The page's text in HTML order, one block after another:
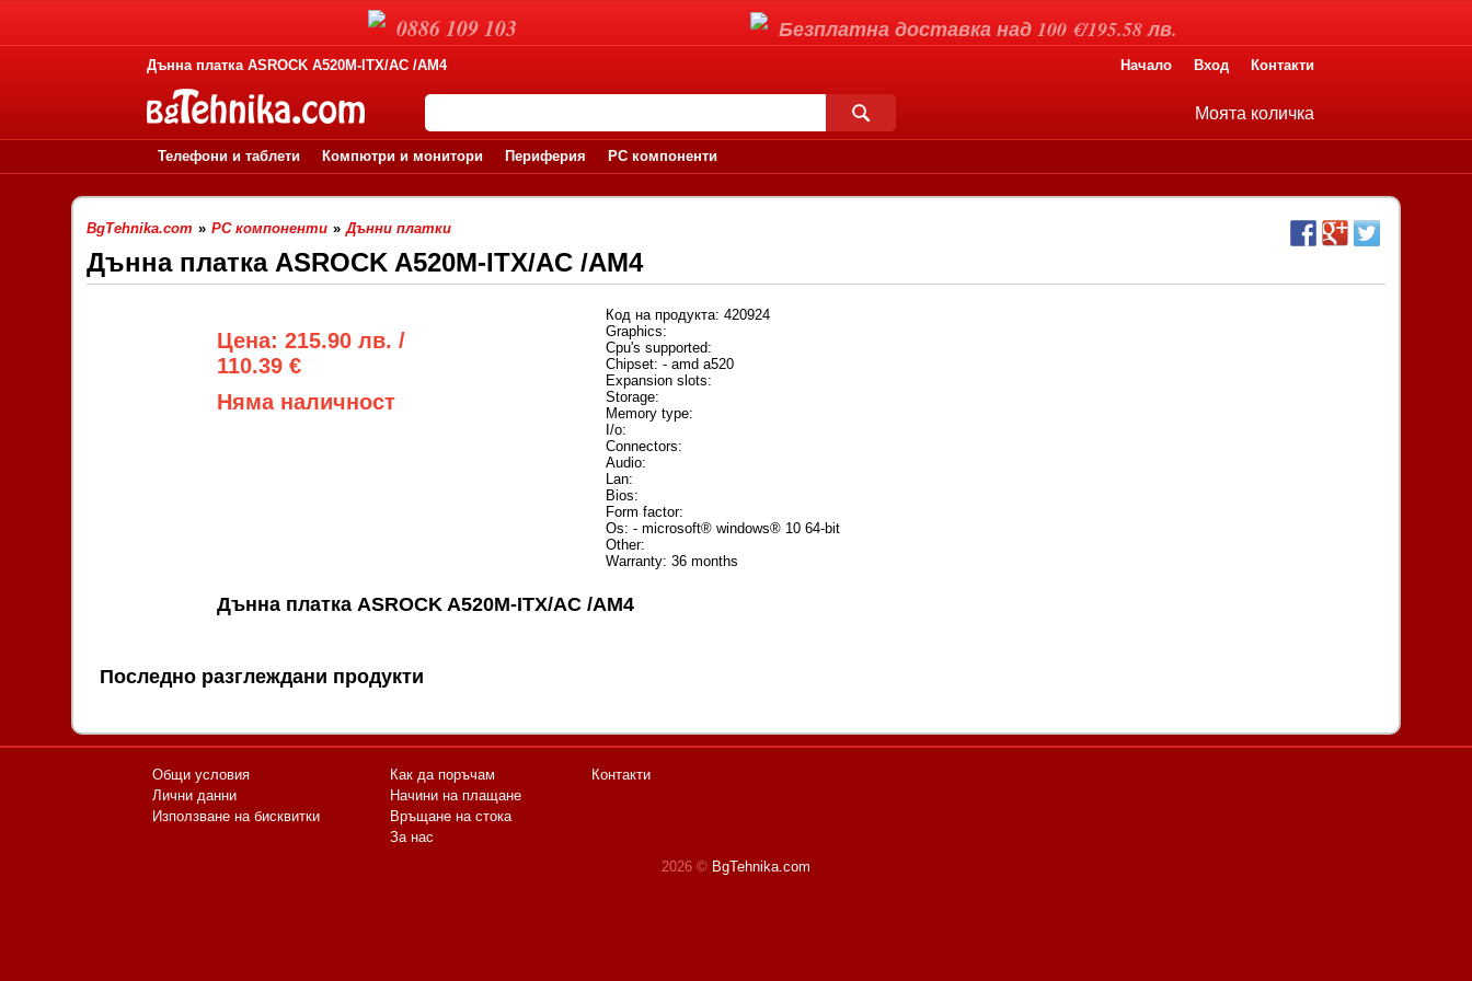
Дънна платка ASROCK A520M-ITX/AC /AM4 Начало Вход Контакти
Моята количка
Телефони и таблети Компютри и монитори Периферия PC компоненти
BgTehnika.com » PC компоненти » Дънни платки
Дънна платка ASROCK A520M-ITX/AC /AM4
Цена: 215.90 лв. /
110.39 €
Няма наличност
Код на продукта: 420924
Graphics:
Cpu's supported:
Chipset: - amd a520
Expansion slots:
Storage:
Memory type:
I/o:
Connectors:
Audio:
Lan:
Bios:
Form factor:
Os: - microsoft® windows® 10 64-bit
Other:
Warranty: 36 months
Дънна платка ASROCK A520M-ITX/AC /AM4
Последно разглеждани продукти
0886 109 103 Безплатна доставка над 100 €/195.58 лв.
Общи условия
Лични данни
Използване на бисквитки
Как да поръчам
Начини на плащане
Връщане на стока
За нас
Контакти
2026 © BgTehnika.com